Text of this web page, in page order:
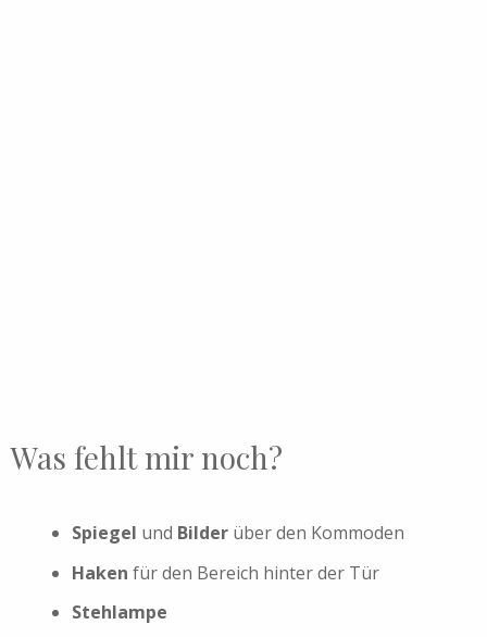
Was fehlt mir noch?
Spiegel und Bilder über den Kommoden
Haken für den Bereich hinter der Tür
Stehlampe